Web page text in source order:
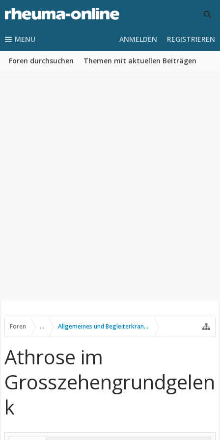
MENU
Foren durchsuchen Themen mit aktuellen Beiträgen
ANMELDEN REGISTRIEREN
Foren ... Allgemeines und Begleiterkrankungen
Athrose im
Grosszehengrundgelen
k